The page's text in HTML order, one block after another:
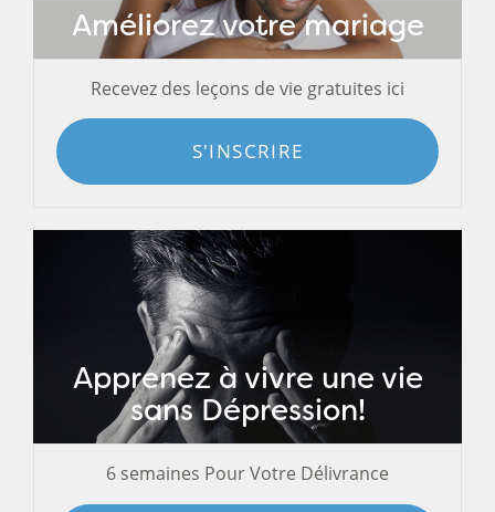
Améliorez votre mariage
Recevez des leçons de vie gratuites ici
S'INSCRIRE
Apprenez à vivre une vie
sans Dépression!
6 semaines Pour Votre Délivrance